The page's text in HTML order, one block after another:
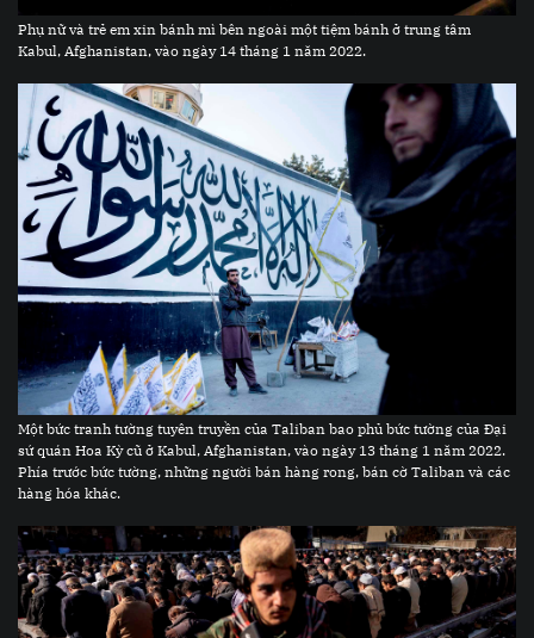
Phụ nữ và trẻ em xin bánh mì bên ngoài một tiệm bánh ở trung tâm
Kabul, Afghanistan, vào ngày 14 tháng 1 năm 2022.
Một bức tranh tường tuyên truyền của Taliban bao phủ bức tường của Đại
sứ quán Hoa Kỳ cũ ở Kabul, Afghanistan, vào ngày 13 tháng 1 năm 2022.
Phía trước bức tường, những người bán hàng rong, bán cờ Taliban và các
hàng hóa khác.